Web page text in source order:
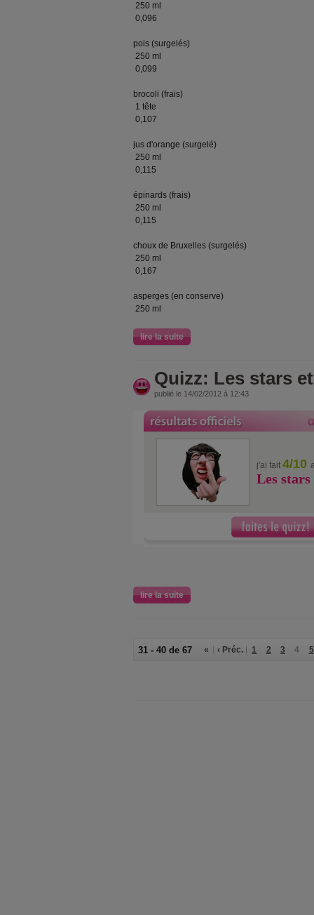
250 ml
0,096
pois (surgelés)
250 ml
0,099
brocoli (frais)
1 tête
0,107
jus d'orange (surgelé)
250 ml
0,115
épinards (frais)
250 ml
0,115
choux de Bruxelles (surgelés)
250 ml
0,167
asperges (en conserve)
250 ml
lire la suite
Quizz: Les stars
publié le 14/02/2012 à 12:43
j'ai fait 4/10
Les stars
lire la suite
31 - 40 de 67 « ‹ Préc. 1 2 3 4 5